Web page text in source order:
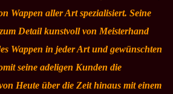
Wappen aller Art spezialisiert. Seine
Detail kunstvoll von Meisterhand
Wappen in jeder Art und gewünschten
seine adeligen Kunden die
Heute über die Zeit hinaus mit einem